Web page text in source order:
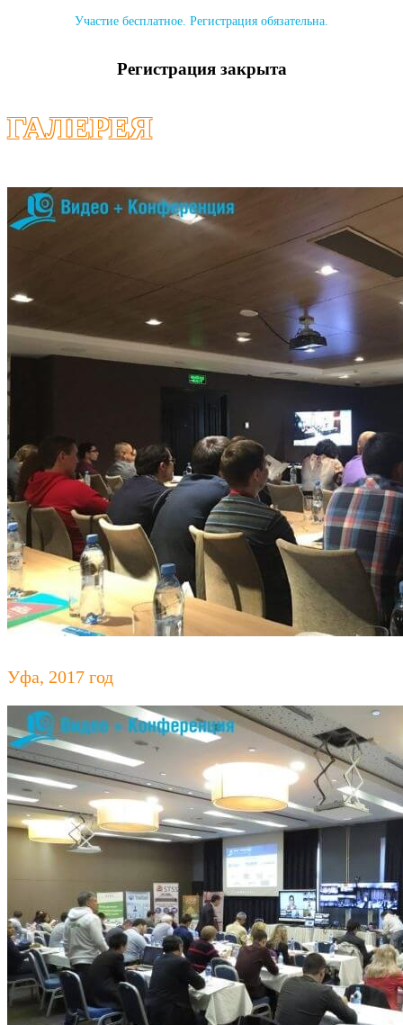
Участие бесплатное. Регистрация обязательна.
Регистрация закрыта
ГАЛЕРЕЯ
Уфа, 2017 год